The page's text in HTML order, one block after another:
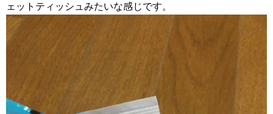
ェットティッシュみたいな感じです。